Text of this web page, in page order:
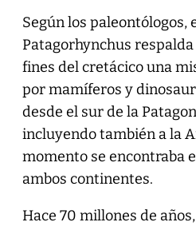
Según los paleontólogos,
Patagorhynchus
fines del cretácico una
por mamíferos y
desde el sur de la
incluyendo también a la
momento se encontraba
ambos continentes.
Hace 70 millones de